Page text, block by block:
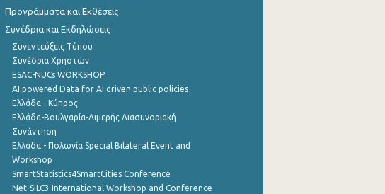
Προγράμματα και Εκθέσεις
Συνέδρια και Εκδηλώσεις
Συνεντεύξεις Τύπου
Συνέδρια Χρηστών
ESAC-NUCs WORKSHOP
AI powered Data for AI driven public policies
Ελλάδα - Κύπρος
Ελλάδα-Βουλγαρία-Διμερής Διασυνοριακή
Συνάντηση
Ελλάδα - Πολωνία Special Bilateral Event and
Workshop
SmartStatistics4SmartCities Conference
Net-SILC3 International Workshop and Conference